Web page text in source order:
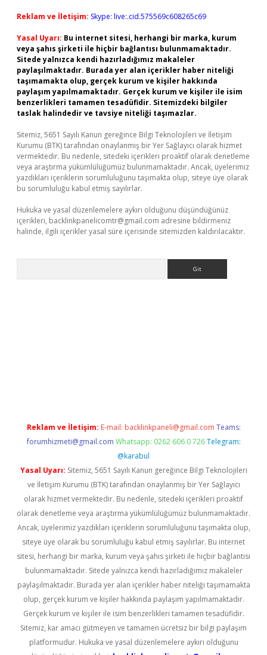
Reklam ve İletişim: Skype: live:.cid.575569c608265c69
Yasal Uyarı: Bu internet sitesi, herhangi bir marka, kurum
veya şahıs şirketi ile hiçbir bağlantısı bulunmamaktadır.
Sitede yalnızca kendi hazırladığımız makaleler
paylaşılmaktadır. Burada yer alan içerikler haber niteliği
taşımamakta olup, gerçek kurum ve kişiler hakkında
paylaşım yapılmamaktadır. Gerçek kurum ve kişiler ile isim
benzerlikleri tamamen tesadüfidir. Sitemizdeki bilgiler
taslak halindedir ve tavsiye niteliği taşımazlar.
Sitemiz, 5651 Sayılı Kanun gereğince Bilgi Teknolojileri ve İletişim
Kurumu (BTK) tarafından onaylanmış bir Yer Sağlayıcı olarak hizmet
vermektedir. Bu nedenle, sitedeki içerikleri proaktif olarak denetleme
veya araştırma yükümlülüğümüz bulunmamaktadır. Ancak, üyelerimiz
yazdıkları içeriklerin sorumluluğunu taşımakta olup, siteye üye olarak
bu sorumluluğu kabul etmiş sayılırlar.
Hukuka ve yasal düzenlemelere aykırı olduğunu düşündüğünüz
içerikleri, backlinkpanelicomtr@gmail.com adresine bildirmeniz
halinde, ilgili içerikler yasal süre içerisinde sitemizden kaldırılacaktır.
Reklam ve İletişim: E-mail: backlinkpaneli@gmail.com Teams:
forumhizmeti@gmail.com Whatsapp: 0262 606 0 726 Telegram:
@karabul
Yasal Uyarı: Sitemiz, 5651 Sayılı Kanun gereğince Bilgi Teknolojileri
ve İletişim Kurumu (BTK) tarafından onaylanmış bir Yer Sağlayıcı
olarak hizmet vermektedir. Bu nedenle, sitedeki içerikleri proaktif
olarak denetleme veya araştırma yükümlülüğümüz bulunmamaktadır.
Ancak, üyelerimiz yazdıkları içeriklerin sorumluluğunu taşımakta olup,
siteye üye olarak bu sorumluluğu kabul etmiş sayılırlar. Bu internet
sitesi, herhangi bir marka, kurum veya şahıs şirketi ile hiçbir bağlantısı
bulunmamaktadır. Sitede yalnızca kendi hazırladığımız makaleler
paylaşılmaktadır. Burada yer alan içerikler haber niteliği taşımamakta
olup, gerçek kurum ve kişiler hakkında paylaşım yapılmamaktadır.
Gerçek kurum ve kişiler ile isim benzerlikleri tamamen tesadüfidir.
Sitemiz, kar amacı gütmeyen ve tamamen ücretsiz bir bilgi paylaşım
platformudur. Hukuka ve yasal düzenlemelere aykırı olduğunu